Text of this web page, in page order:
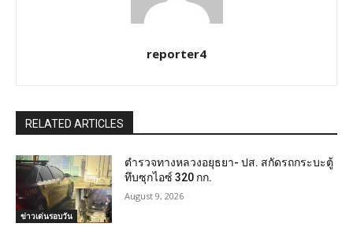
reporter4
RELATED ARTICLES
ข่าวเด่นรอบวัน
ตำรวจทางหลวงอยุธยา- ปส. สกัดรถกระบะตู้
ทึบซุกไอซ์ 320 กก.
August 9, 2026